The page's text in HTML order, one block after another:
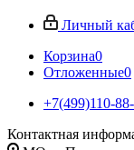
Личный
Корзина0
Отложенные0
+7(499)110-
Контактная